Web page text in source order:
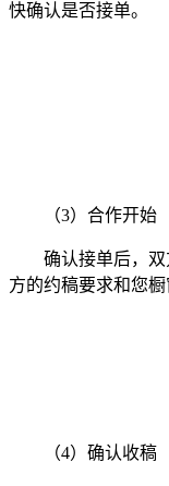
快确认是否接单。
（3）合作开始
确认接单后，双
方的约稿要求和您橱
（4）确认收稿